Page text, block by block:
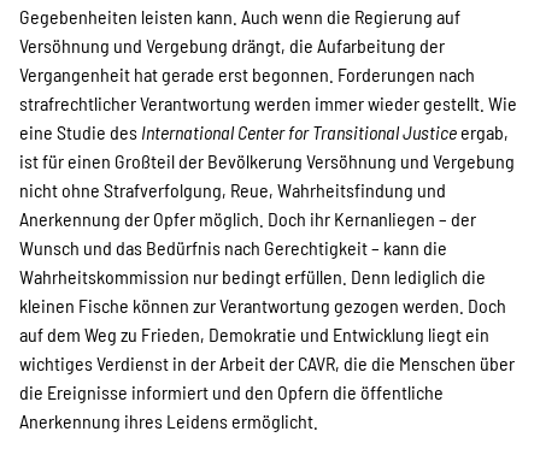
Gegebenheiten leisten kann. Auch wenn die Regierung auf
Versöhnung und Vergebung drängt, die Aufarbeitung der
Vergangenheit hat gerade erst begonnen. Forderungen nach
strafrechtlicher Verantwortung werden immer wieder gestellt. Wie
eine Studie des International Center for Transitional Justice ergab,
ist für einen Großteil der Bevölkerung Versöhnung und Vergebung
nicht ohne Strafverfolgung, Reue, Wahrheitsfindung und
Anerkennung der Opfer möglich. Doch ihr Kernanliegen – der
Wunsch und das Bedürfnis nach Gerechtigkeit – kann die
Wahrheitskommission nur bedingt erfüllen. Denn lediglich die
kleinen Fische können zur Verantwortung gezogen werden. Doch
auf dem Weg zu Frieden, Demokratie und Entwicklung liegt ein
wichtiges Verdienst in der Arbeit der CAVR, die die Menschen über
die Ereignisse informiert und den Opfern die öffentliche
Anerkennung ihres Leidens ermöglicht.